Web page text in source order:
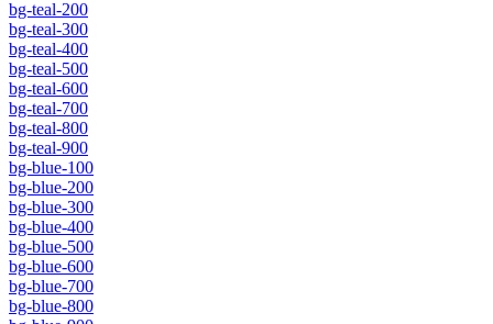
bg-teal-200
bg-teal-300
bg-teal-400
bg-teal-500
bg-teal-600
bg-teal-700
bg-teal-800
bg-teal-900
bg-blue-100
bg-blue-200
bg-blue-300
bg-blue-400
bg-blue-500
bg-blue-600
bg-blue-700
bg-blue-800